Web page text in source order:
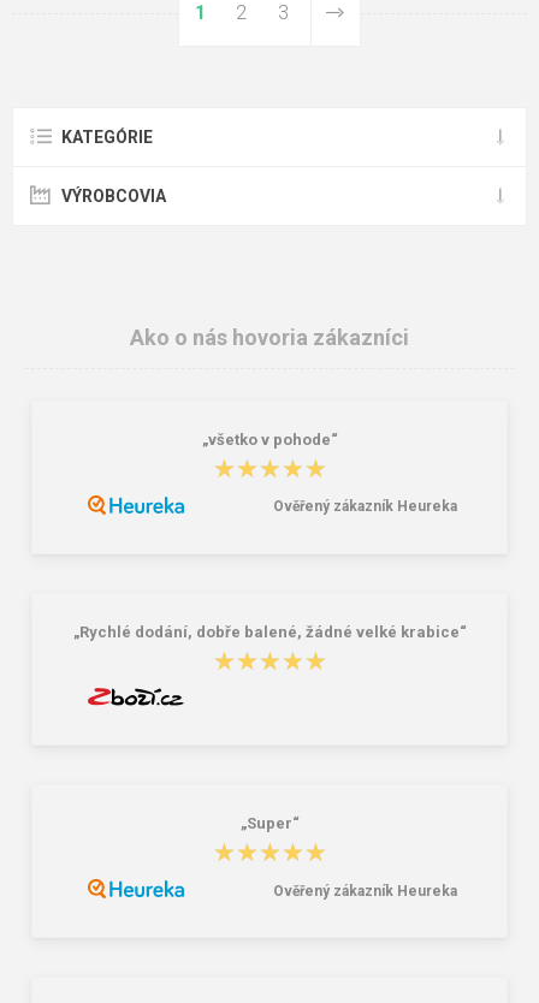
1 2 3
KATEGÓRIE
VÝROBCOVIA
Ako o nás hovoria zákazníci
„všetko v pohode“
★★★★★
★★★★★
Ověřený zákazník Heureka
„Rychlé dodání, dobře balené, žádné velké krabice“
★★★★★
★★★★★
„Super“
★★★★★
★★★★★
Ověřený zákazník Heureka